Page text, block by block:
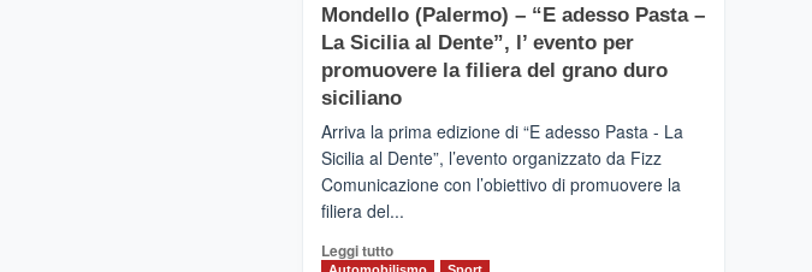
messaggi
di
CASTIGLIONE
DI
SICILIA
(Ct)
Il
Borgo
del
tour
Mondello (Palermo) – “E adesso Pasta –
La Sicilia al Dente”, l’ evento per
promuovere la filiera del grano duro
siciliano
Arriva la prima edizione di “E adesso Pasta - La
Sicilia al Dente”, l’evento organizzato da Fizz
Comunicazione con l’obiettivo di promuovere la
filiera del...
Leggi tuttoLeggi